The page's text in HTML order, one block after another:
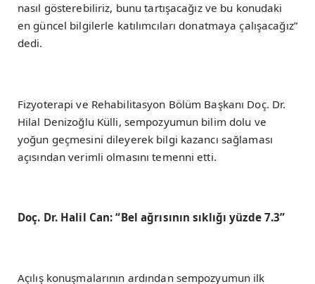
nasıl gösterebiliriz, bunu tartışacağız ve bu konudaki
en güncel bilgilerle katılımcıları donatmaya çalışacağız”
dedi.
Fizyoterapi ve Rehabilitasyon Bölüm Başkanı Doç. Dr.
Hilal Denizoğlu Külli, sempozyumun bilim dolu ve
yoğun geçmesini dileyerek bilgi kazancı sağlaması
açısından verimli olmasını temenni etti.
Doç. Dr. Halil Can: “Bel ağrısının sıklığı yüzde 7.3”
Açılış konuşmalarının ardından sempozyumun ilk